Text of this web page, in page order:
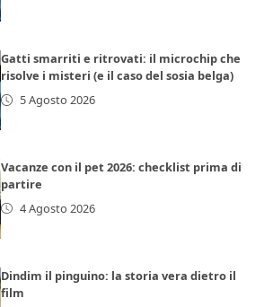
Gatti smarriti e ritrovati: il microchip che
risolve i misteri (e il caso del sosia belga)
5 Agosto 2026
Vacanze con il pet 2026: checklist prima di
partire
4 Agosto 2026
Dindim il pinguino: la storia vera dietro il
film